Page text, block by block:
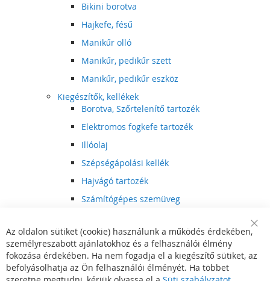
Bikini borotva
Hajkefe, fésű
Manikűr olló
Manikűr, pedikűr szett
Manikűr, pedikűr eszköz
Kiegészítők, kellékek
Borotva, Szőrtelenítő tartozék
Elektromos fogkefe tartozék
Illóolaj
Szépségápolási kellék
Hajvágó tartozék
Számítógépes szemüveg
Hajvágó kiegészítő
Szórakoztató elektronika
Multimédia
DVD, BluRay lejátszó
Bar
Az oldalon sütiket (cookie) használunk a működés érdekében,
személyreszabott ajánlatokhoz és a felhasználói élmény
fokozása érdekében. Ha nem fogadja el a kiegészítő sütiket, az
befolyásolhatja az Ön felhasználói élményét. Ha többet